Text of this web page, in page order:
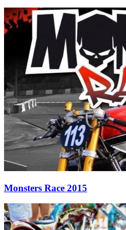
Monsters Race 2015